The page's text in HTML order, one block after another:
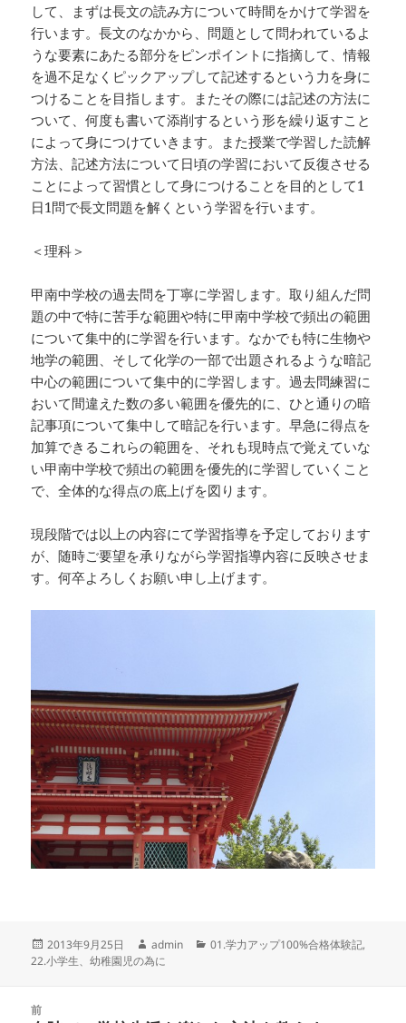
して、まずは長文の読み方について時間をかけて学習を
行います。長文のなかから、問題として問われているよ
うな要素にあたる部分をピンポイントに指摘して、情報
を過不足なくピックアップして記述するという力を身に
つけることを目指します。またその際には記述の方法に
ついて、何度も書いて添削するという形を繰り返すこと
によって身につけていきます。また授業で学習した読解
方法、記述方法について日頃の学習において反復させる
ことによって習慣として身につけることを目的として1
日1問で長文問題を解くという学習を行います。
＜理科＞
甲南中学校の過去問を丁寧に学習します。取り組んだ問
題の中で特に苦手な範囲や特に甲南中学校で頻出の範囲
について集中的に学習を行います。なかでも特に生物や
地学の範囲、そして化学の一部で出題されるような暗記
中心の範囲について集中的に学習します。過去問練習に
おいて間違えた数の多い範囲を優先的に、ひと通りの暗
記事項について集中して暗記を行います。早急に得点を
加算できるこれらの範囲を、それも現時点で覚えていな
い甲南中学校で頻出の範囲を優先的に学習していくこと
で、全体的な得点の底上げを図ります。
現段階では以上の内容にて学習指導を予定しております
が、随時ご要望を承りながら学習指導内容に反映させま
す。何卒よろしくお願い申し上げます。
投
稿
2013年9月25日
作
成
admin
カ
01.学力アップ100%合格体験記,
22.小学生、幼稚園児の為に
前